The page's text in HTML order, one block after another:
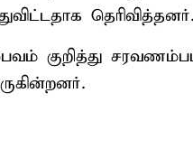
தெரிவித்தனர்.
குறித்து